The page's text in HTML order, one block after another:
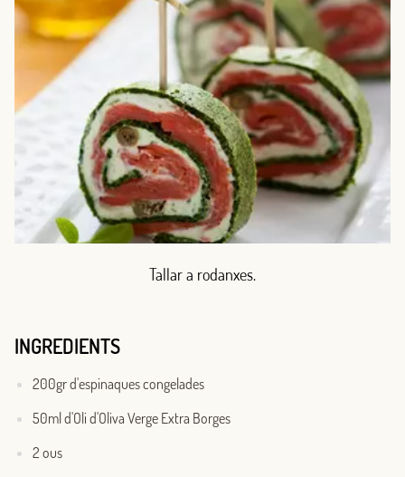
Tallar a rodanxes.
INGREDIENTS
200gr d'espinaques congelades
50ml d'Oli d'Oliva Verge Extra Borges
2 ous